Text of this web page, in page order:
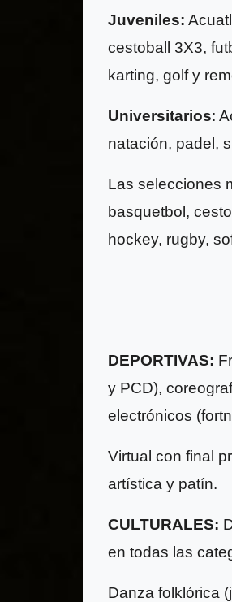
Juveniles:
cestoball 3X3,
karting, golf y
Universitarios:
natación, padel,
Las selecciones
basquetbol,
hockey, rugby,
DEPORTIVAS:
y PCD),
electrónicos
Virtual con final
artística y patín.
CULTURALES:
en todas las
Danza folklórica